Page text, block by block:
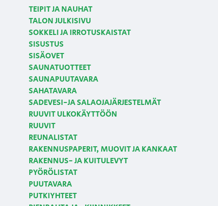
TEIPIT JA NAUHAT
TALON JULKISIVU
SOKKELI JA IRROTUSKAISTAT
SISUSTUS
SISÄOVET
SAUNATUOTTEET
SAUNAPUUTAVARA
SAHATAVARA
SADEVESI-JA SALAOJAJÄRJESTELMÄT
RUUVIT ULKOKÄYTTÖÖN
RUUVIT
REUNALISTAT
RAKENNUSPAPERIT, MUOVIT JA KANKAAT
RAKENNUS- JA KUITULEVYT
PYÖRÖLISTAT
PUUTAVARA
PUTKIYHTEET